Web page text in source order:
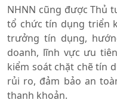
NHNN cũng được Thủ
tổ chức tín dụng triển
trưởng tín dụng,
doanh, lĩnh vực ưu
kiểm soát chặt chẽ tín
rủi ro, đảm bảo an
thanh khoản.